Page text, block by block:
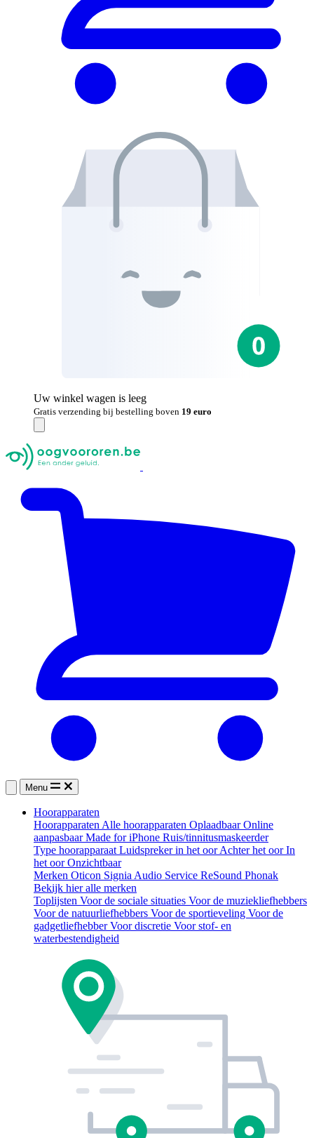
Uw winkel wagen is leeg
Gratis verzending bij bestelling boven 19 euro
Menu
Hoorapparaten
Hoorapparaten Alle hoorapparaten OplaadbaarOnline
aanpasbaarMade for iPhone Ruis/tinnitusmaskeerder
Type hoorapparaat Luidspreker in het oorAchter het oorIn
het oorOnzichtbaar
Merken Oticon Signia Audio Service ReSound Phonak
Bekijk hier alle merken
Toplijsten Voor de sociale situaties Voor de muziekliefhebbers
Voor de natuurliefhebbers Voor de sportieveling Voor de
gadgetliefhebberVoor discretie Voor stof- en
waterbestendigheid